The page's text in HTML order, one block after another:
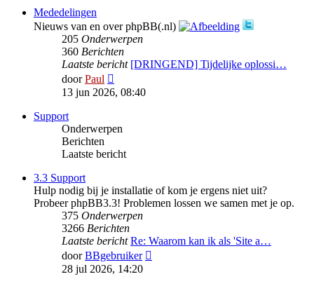
Mededelingen
Nieuws van en over phpBB(.nl)
205 Onderwerpen
360 Berichten
Laatste bericht [DRINGEND] Tijdelijke oplossi…
doorPaul
laatste
bericht
13 jun 2026, 08:40
Support
Onderwerpen
Berichten
Laatste bericht
3.3 Support
Hulp nodig bij je installatie of kom je ergens niet uit?
Probeer phpBB3.3! Problemen lossen we samen met je op.
375 Onderwerpen
3266 Berichten
Laatste bericht Re: Waarom kan ik als 'Site a…
doorBBgebruiker
28 jul 2026, 14:20